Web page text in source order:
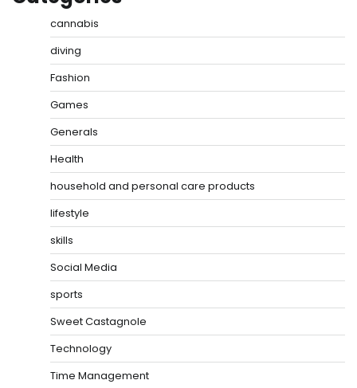
cannabis
diving
Fashion
Games
Generals
Health
household and personal care products
lifestyle
skills
Social Media
sports
Sweet Castagnole
Technology
Time Management